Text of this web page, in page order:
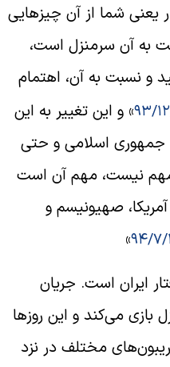
شما از آن چیزهایی
به آن سرمنزل است،
و نسبت به آن، اهتمام
۲۱» و این تغییر به این
اسلامی و حتی
نیست، مهم آن است
صهیونیسم و
۲۰»
ایران است. جریان
می‌کند و این روزها
مختلف در نزد